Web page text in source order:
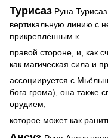
Турисаз Руна
вертикальную линию с
прикреплённым к
правой стороне, и, как
как магическая сила и
ассоциируется с
бога грома), она также
орудием,
которое может как